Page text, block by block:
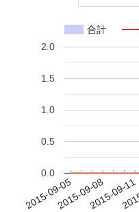
合計
2015-09-052015-09-082015-09-11
0.0
0.5
1.0
1.5
2.0